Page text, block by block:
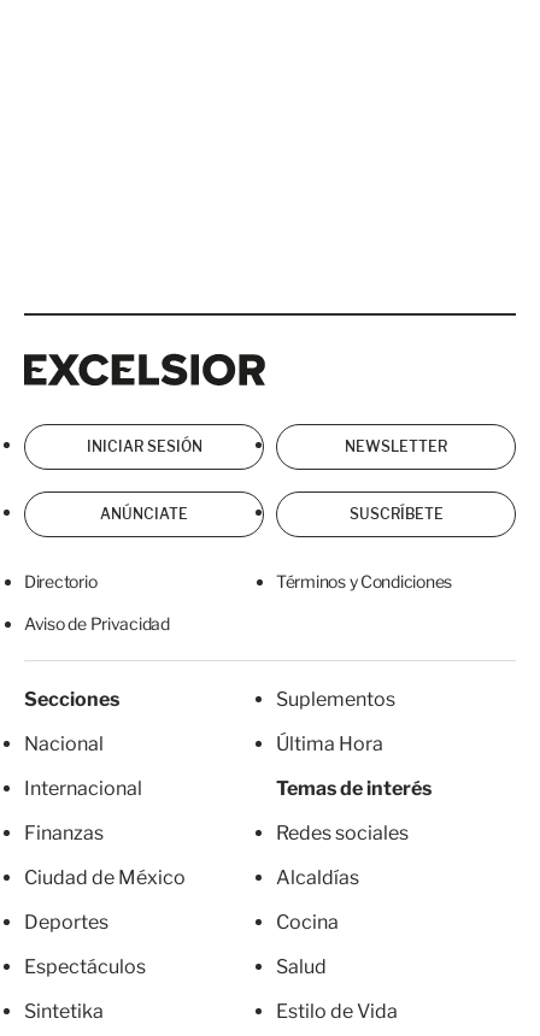
INICIAR SESIÓN NEWSLETTER
ANÚNCIATE SUSCRÍBETE
Directorio Términos y Condiciones
Aviso de Privacidad
Secciones
Nacional
Internacional
Finanzas
Ciudad de México
Deportes
Espectáculos
Sintetika
Suplementos
Última Hora
Temas de interés
Redes sociales
Alcaldías
Cocina
Salud
Estilo de Vida